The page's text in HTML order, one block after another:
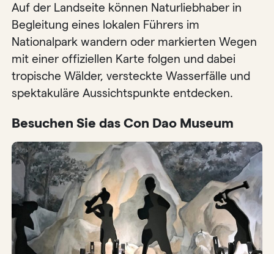
Auf der Landseite können Naturliebhaber in
Begleitung eines lokalen Führers im
Nationalpark wandern oder markierten Wegen
mit einer offiziellen Karte folgen und dabei
tropische Wälder, versteckte Wasserfälle und
spektakuläre Aussichtspunkte entdecken.
Besuchen Sie das Con Dao Museum